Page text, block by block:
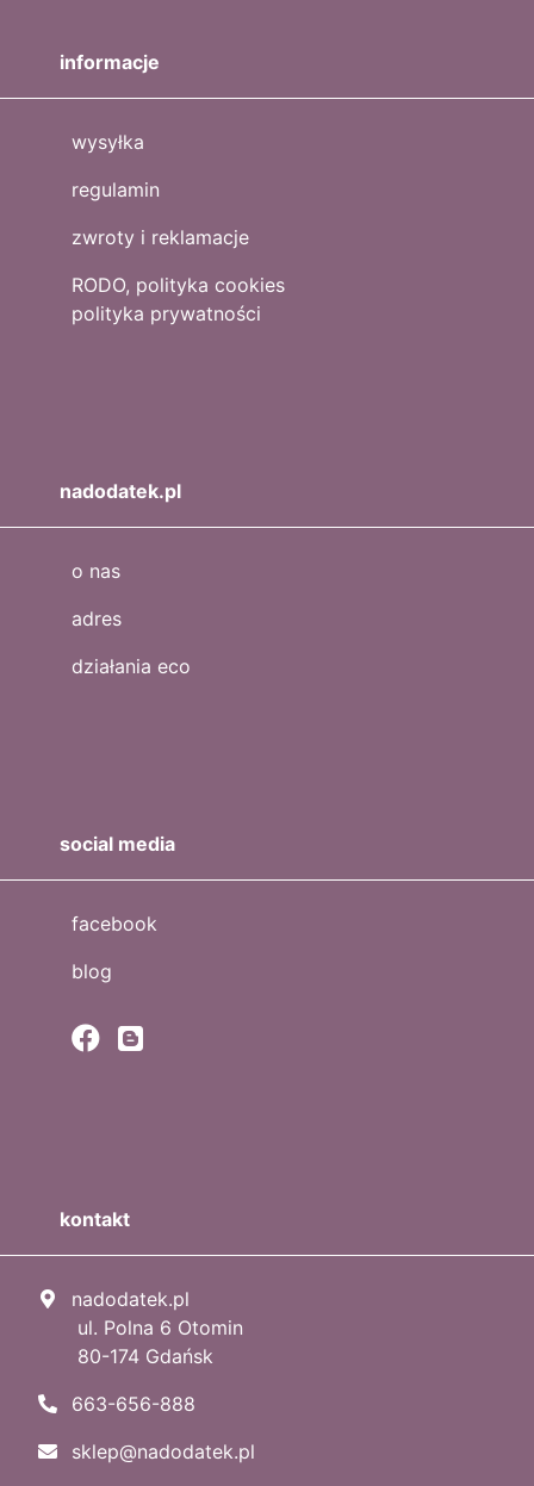
informacje
wysyłka
regulamin
zwroty i reklamacje
RODO, polityka cookies
polityka prywatności
nadodatek.pl
o nas
adres
działania eco
social media
facebook
blog
kontakt
nadodatek.pl
ul. Polna 6 Otomin
80-174 Gdańsk
663-656-888
sklep@nadodatek.pl